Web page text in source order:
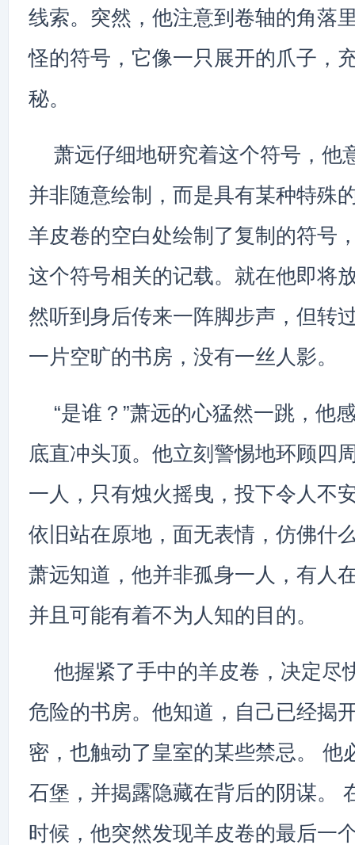
线索。突然，他注意到卷轴的角落
怪的符号，它像一只展开的爪子，
秘。
萧远仔细地研究着这个符号，他
并非随意绘制，而是具有某种特殊
羊皮卷的空白处绘制了复制的符号
这个符号相关的记载。就在他即将
然听到身后传来一阵脚步声，但转
一片空旷的书房，没有一丝人影。
“是谁？”萧远的心猛然一跳，他
底直冲头顶。他立刻警惕地环顾四
一人，只有烛火摇曳，投下令人不
依旧站在原地，面无表情，仿佛什
萧远知道，他并非孤身一人，有人
并且可能有着不为人知的目的。
他握紧了手中的羊皮卷，决定尽
危险的书房。他知道，自己已经揭
密，也触动了皇室的某些禁忌。 他
石堡，并揭露隐藏在背后的阴谋。
时候，他突然发现羊皮卷的最后一